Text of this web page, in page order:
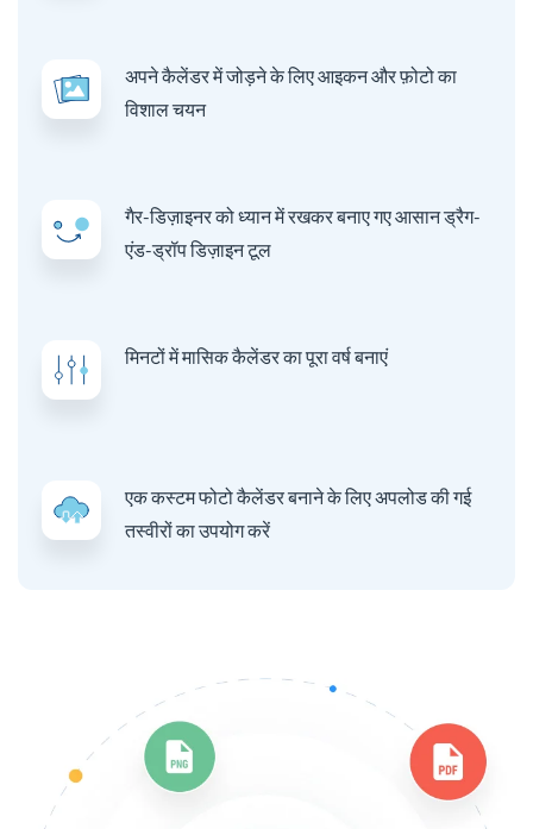
अपने कैलेंडर में जोड़ने के लिए आइकन और फ़ोटो का
विशाल चयन
गैर-डिज़ाइनर को ध्यान में रखकर बनाए गए आसान ड्रैग-
एंड-ड्रॉप डिज़ाइन टूल
मिनटों में मासिक कैलेंडर का पूरा वर्ष बनाएं
एक कस्टम फोटो कैलेंडर बनाने के लिए अपलोड की गई
तस्वीरों का उपयोग करें